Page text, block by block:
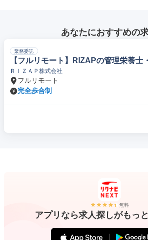
あなたにおすすめの
業務委託
【フルリモート】RIZAPの管理栄養士
ＲＩＺＡＰ株式会社
フルリモート
完全歩合制
無料
アプリなら求人探しがもっ